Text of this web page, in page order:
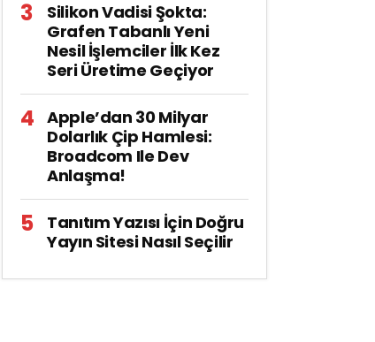
Silikon Vadisi Şokta:
Grafen Tabanlı Yeni
Nesil İşlemciler İlk Kez
Seri Üretime Geçiyor
Apple’dan 30 Milyar
Dolarlık Çip Hamlesi:
Broadcom Ile Dev
Anlaşma!
Tanıtım Yazısı İçin Doğru
Yayın Sitesi Nasıl Seçilir